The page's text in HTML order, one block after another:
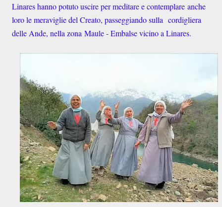
Linares hanno potuto uscire per meditare e contemplare anche
loro le meraviglie del Creato, passeggiando sulla cordigliera
delle Ande, nella zona Maule - Embalse vicino a Linares.